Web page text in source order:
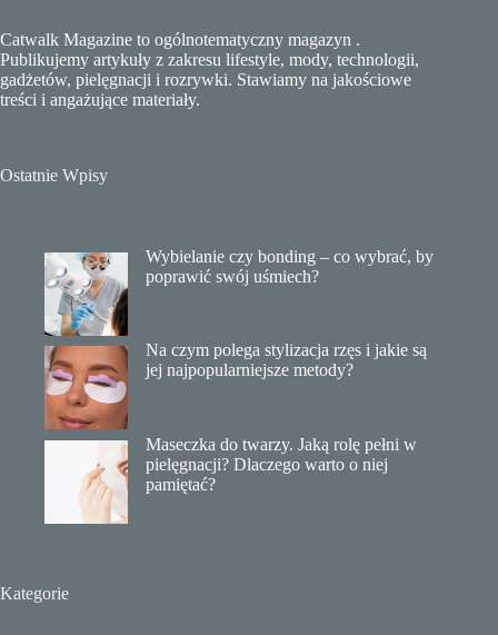
Catwalk Magazine to ogólnotematyczny magazyn .
Publikujemy artykuły z zakresu lifestyle, mody, technologii,
gadżetów, pielęgnacji i rozrywki. Stawiamy na jakościowe
treści i angażujące materiały.
Ostatnie Wpisy
Wybielanie czy bonding – co wybrać, by
poprawić swój uśmiech?
Na czym polega stylizacja rzęs i jakie są
jej najpopularniejsze metody?
Maseczka do twarzy. Jaką rolę pełni w
pielęgnacji? Dlaczego warto o niej
pamiętać?
Kategorie